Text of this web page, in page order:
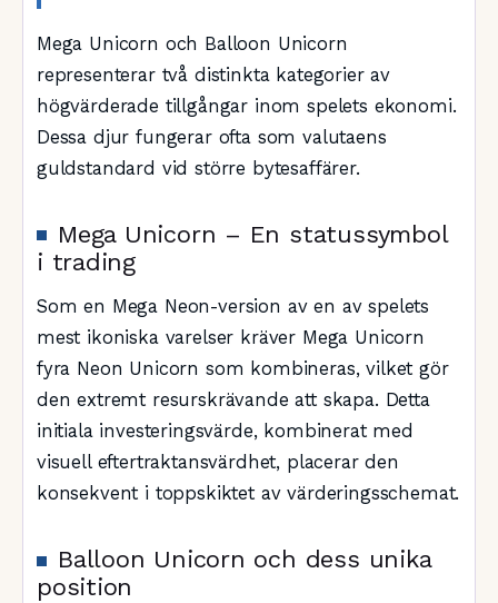
Mega Unicorn och Balloon Unicorn
representerar två distinkta kategorier av
högvärderade tillgångar inom spelets ekonomi.
Dessa djur fungerar ofta som valutaens
guldstandard vid större bytesaffärer.
Mega Unicorn – En statussymbol
i trading
Som en Mega Neon-version av en av spelets
mest ikoniska varelser kräver Mega Unicorn
fyra Neon Unicorn som kombineras, vilket gör
den extremt resurskrävande att skapa. Detta
initiala investeringsvärde, kombinerat med
visuell eftertraktansvärdhet, placerar den
konsekvent i toppskiktet av värderingsschemat.
Balloon Unicorn och dess unika
position